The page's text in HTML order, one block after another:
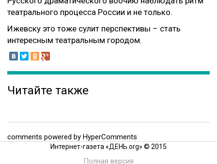
театрального процесса России и не только.
Ижевску это тоже сулит перспективы – стать
интересным театральным городом.
Читайте также
comments powered by HyperComments
Интернет-газета «ДЕНЬ.org» © 2015
Полная версия